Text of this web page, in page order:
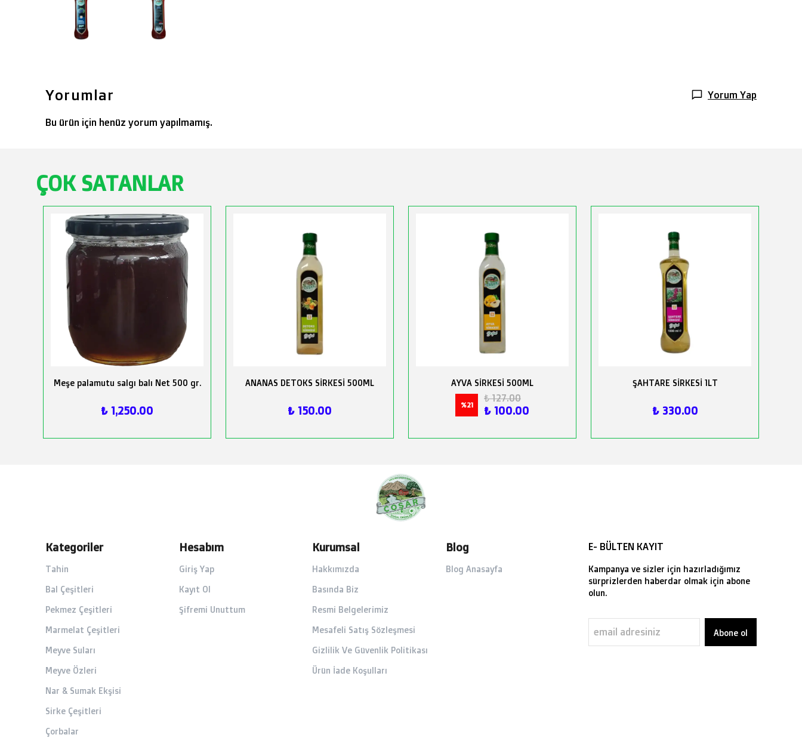
Yorumlar Yorum Yap
Bu ürün için henüz yorum yapılmamış.
ÇOK SATANLAR
Meşe palamutu salgı balı Net 500 gr.
₺ 1,250.00
ANANAS DETOKS SİRKESİ 500ML
₺ 150.00
AYVA SİRKESİ 500ML
%21
₺ 127.00
₺ 100.00
ŞAHTARE SİRKESİ 1LT
₺ 330.00
Kategoriler
Tahin
Bal Çeşitleri
Pekmez Çeşitleri
Marmelat Çeşitleri
Meyve Suları
Meyve Özleri
Nar & Sumak Ekşisi
Sirke Çeşitleri
Çorbalar
Hesabım
Giriş Yap
Kayıt Ol
Şifremi Unuttum
Kurumsal
Hakkımızda
Basında Biz
Resmi Belgelerimiz
Mesafeli Satış Sözleşmesi
Gizlilik Ve Güvenlik Politikası
Ürün İade Koşulları
Blog
Blog Anasayfa
E- BÜLTEN KAYIT
Kampanya ve sizler için hazırladığımız
sürprizlerden haberdar olmak için abone
olun.
Abone ol